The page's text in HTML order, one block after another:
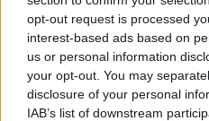
opt-out request is processed
interest-based ads based on
us or personal information
your opt-out. You may
disclosure of your personal
IAB’s list of downstream
Quand on utilise du
fruits acides dans une
bicarbonate neutralise une
favorisant la levée de la
plus léger, sans arrière-